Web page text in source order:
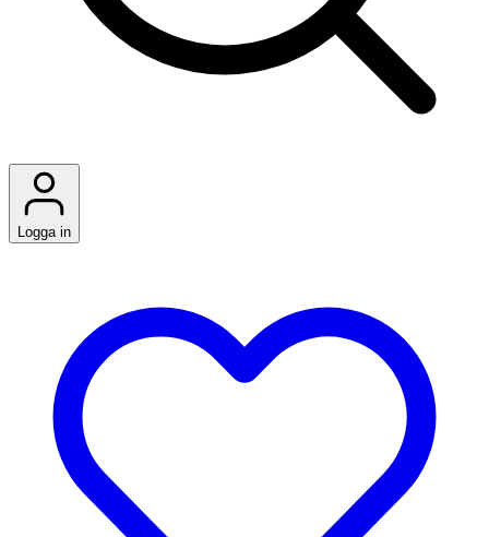
Logga in